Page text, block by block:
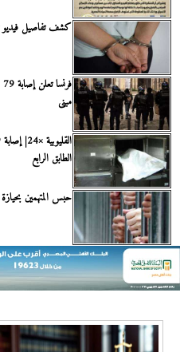
كشف تفاصيل فيديو
مبنى
الطابق الرابع
حبس المتهمين